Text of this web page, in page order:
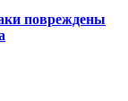
повреждены